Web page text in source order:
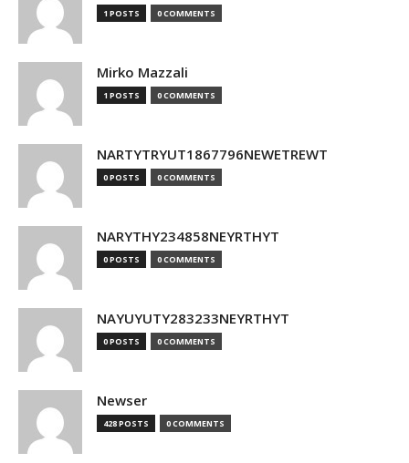
1 POSTS 0 COMMENTS
Mirko Mazzali
1 POSTS 0 COMMENTS
NARTYTRYUT1867796NEWETREWT
0 POSTS 0 COMMENTS
NARYTHY234858NEYRTHYT
0 POSTS 0 COMMENTS
NAYUYUTY283233NEYRTHYT
0 POSTS 0 COMMENTS
Newser
428 POSTS 0 COMMENTS